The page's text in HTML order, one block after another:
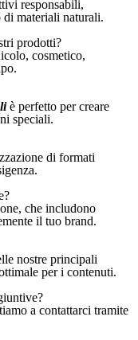
responsabili,
materiali naturali.
prodotti?
cosmetico,
è perfetto per creare
speciali.
di formati
che includono
il tuo brand.
nostre principali
per i contenuti.
a contattarci tramite